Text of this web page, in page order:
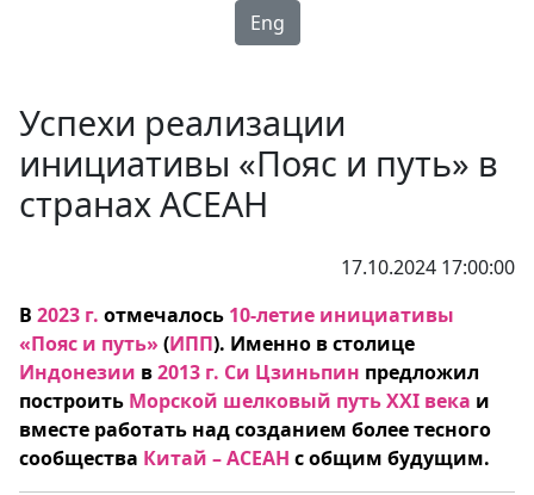
Eng
Успехи реализации
инициативы «Пояс и путь» в
странах АСЕАН
17.10.2024 17:00:00
В 2023 г. отмечалось 10-летие инициативы
«Пояс и путь» (ИПП). Именно в столице
Индонезии в2013 г. Си Цзиньпин предложил
построить Морской шелковый путь XXI века и
вместе работать над созданием более тесного
сообщества Китай – АСЕАН с общим будущим.